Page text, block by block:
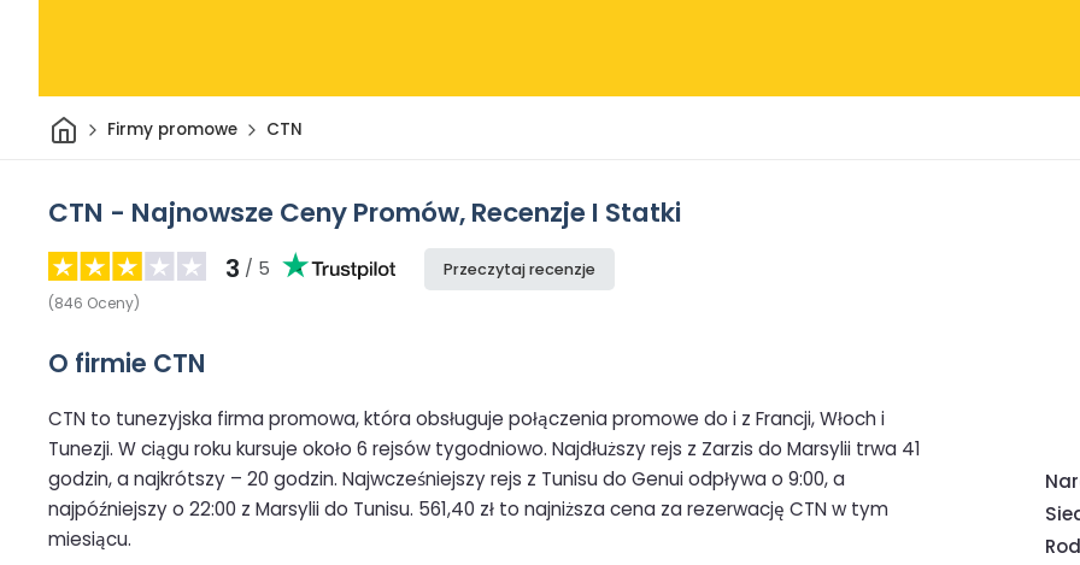
DomFirmy promowe CTN
CTN - Najnowsze Ceny Promów, Recenzje I Statki
3 / 5
(846 Oceny)
Przeczytaj recenzje
O firmie CTN
CTN to tunezyjska firma promowa, która obsługuje połączenia promowe do i z Francji, Włoch i
Tunezji. W ciągu roku kursuje około 6 rejsów tygodniowo. Najdłuższy rejs z Zarzis do Marsylii trwa 41
godzin, a najkrótszy – 20 godzin. Najwcześniejszy rejs z Tunisu do Genui odpływa o 9:00, a
najpóźniejszy o 22:00 z Marsylii do Tunisu. 561,40 zł to najniższa cena za rezerwację CTN w tym
miesiącu.